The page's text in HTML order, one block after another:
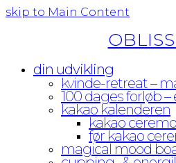
skip to Main Content
din udvikling
kvinde-retreat –
100 dages forløb –
kakao kalenderen
kakao
før kakao
magical mood